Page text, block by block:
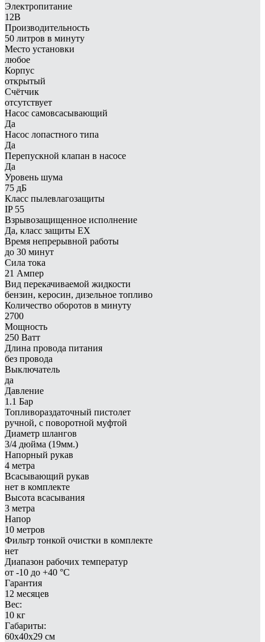
Электропитание
12В
Производительность
50 литров в минуту
Место установки
любое
Корпус
открытый
Счётчик
отсутствует
Насос самовсасывающий
Да
Насос лопастного типа
Да
Перепускной клапан в насосе
Да
Уровень шума
75 дБ
Класс пылевлагозащиты
IP 55
Взрывозащищенное исполнение
Да, класс защиты EX
Время непрерывной работы
до 30 минут
Сила тока
21 Ампер
Вид перекачиваемой жидкости
бензин, керосин, дизельное топливо
Количество оборотов в минуту
2700
Мощность
250 Ватт
Длина провода питания
без провода
Выключатель
да
Давление
1.1 Бар
Топливораздаточный пистолет
ручной, с поворотной муфтой
Диаметр шлангов
3/4 дюйма (19мм.)
Напорный рукав
4 метра
Всасывающий рукав
нет в комплекте
Высота всасывания
3 метра
Напор
10 метров
Фильтр тонкой очистки в комплекте
нет
Диапазон рабочих температур
от -10 до +40 °С
Гарантия
12 месяцев
Вес:
10 кг
Габариты:
60x40x29 см